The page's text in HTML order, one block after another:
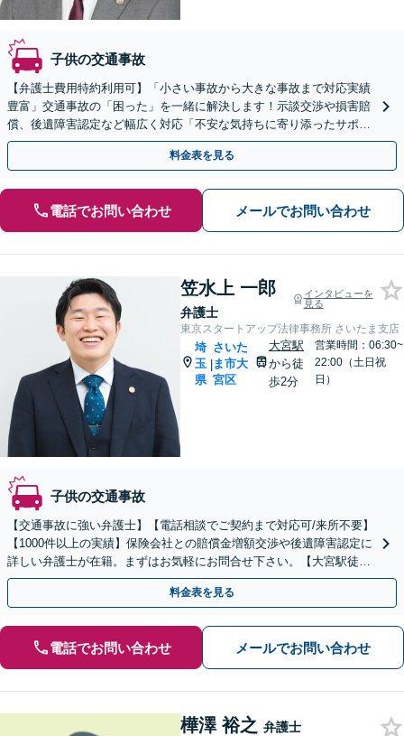
子供の交通事故
【弁護士費用特約利用可】「小さい事故から大きな事故まで対応実績
豊富」交通事故の「困った」を一緒に解決します！示談交渉や損害賠
償、後遺障害認定など幅広く対応「不安な気持ちに寄り添ったサポー
ト」
料金表を見る
電話でお問い合わせ メールでお問い合わせ
笠水上 一郎
弁護士
インタビューを
見る
東京スタートアップ法律事務所 さいたま支店
埼
玉
県
|
さいた
ま市大
宮区
大宮駅
から徒
歩2分
営業時間：06:30~
22:00（土日祝
日）
子供の交通事故
【交通事故に強い弁護士】【電話相談でご契約まで対応可/来所不要】
【1000件以上の実績】保険会社との賠償金増額交渉や後遺障害認定に
詳しい弁護士が在籍。まずはお気軽にお問合せ下さい。【大宮駅徒歩
2分】
料金表を見る
電話でお問い合わせ メールでお問い合わせ
樺澤 裕之 弁護士